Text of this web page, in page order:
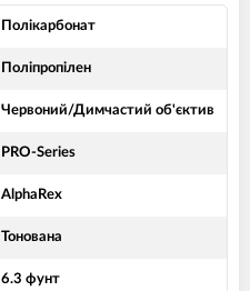
Полікарбонат
Поліпропілен
Червоний/Димчастий об'єктив
PRO-Series
AlphaRex
Тонована
6.3 фунт